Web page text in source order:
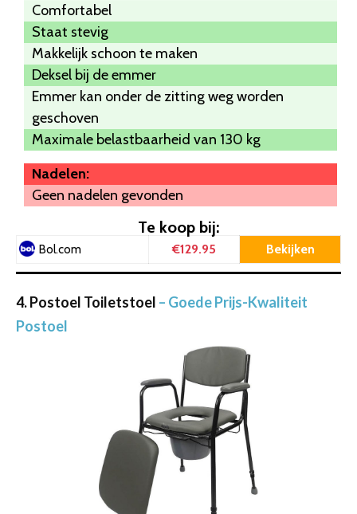
Comfortabel
Staat stevig
Makkelijk schoon te maken
Deksel bij de emmer
Emmer kan onder de zitting weg worden
geschoven
Maximale belastbaarheid van 130 kg
Nadelen:
Geen nadelen gevonden
Te koop bij:
Bol.com €129.95 Bekijken
4. Postoel Toiletstoel – Goede Prijs-Kwaliteit
Postoel